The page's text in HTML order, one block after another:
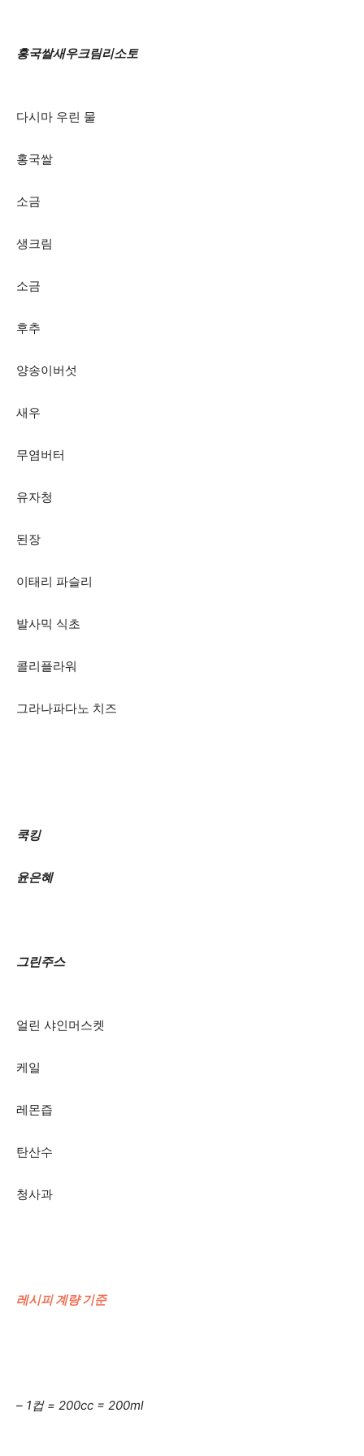
홍국쌀새우크림리소토
다시마 우린 물
홍국쌀
소금
생크림
소금
후추
양송이버섯
새우
무염버터
유자청
된장
이태리 파슬리
발사믹 식초
콜리플라워
그라나파다노 치즈
쿡킹
윤은혜
그린주스
얼린 샤인머스켓
케일
레몬즙
탄산수
청사과
레시피 계량 기준
– 1컵 = 200cc = 200ml